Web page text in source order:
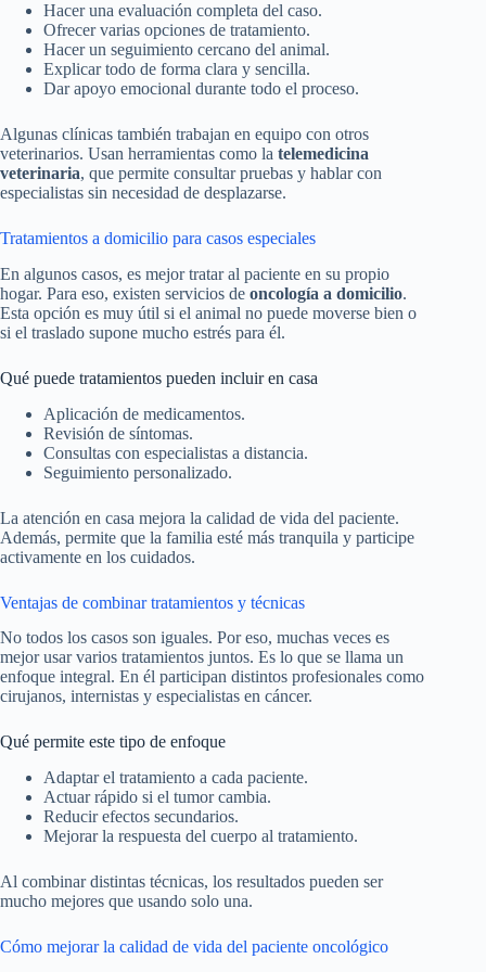
Hacer una evaluación completa del caso.
Ofrecer varias opciones de tratamiento.
Hacer un seguimiento cercano del animal.
Explicar todo de forma clara y sencilla.
Dar apoyo emocional durante todo el proceso.
Algunas clínicas también trabajan en equipo con otros
veterinarios. Usan herramientas como la telemedicina
veterinaria, que permite consultar pruebas y hablar con
especialistas sin necesidad de desplazarse.
Tratamientos a domicilio para casos especiales
En algunos casos, es mejor tratar al paciente en su propio
hogar. Para eso, existen servicios de oncología a domicilio.
Esta opción es muy útil si el animal no puede moverse bien o
si el traslado supone mucho estrés para él.
Qué puede tratamientos pueden incluir en casa
Aplicación de medicamentos.
Revisión de síntomas.
Consultas con especialistas a distancia.
Seguimiento personalizado.
La atención en casa mejora la calidad de vida del paciente.
Además, permite que la familia esté más tranquila y participe
activamente en los cuidados.
Ventajas de combinar tratamientos y técnicas
No todos los casos son iguales. Por eso, muchas veces es
mejor usar varios tratamientos juntos. Es lo que se llama un
enfoque integral. En él participan distintos profesionales como
cirujanos, internistas y especialistas en cáncer.
Qué permite este tipo de enfoque
Adaptar el tratamiento a cada paciente.
Actuar rápido si el tumor cambia.
Reducir efectos secundarios.
Mejorar la respuesta del cuerpo al tratamiento.
Al combinar distintas técnicas, los resultados pueden ser
mucho mejores que usando solo una.
Cómo mejorar la calidad de vida del paciente oncológico